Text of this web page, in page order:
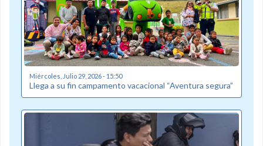
Miércoles, Julio 29, 2026 - 15:50
Llega a su fin campamento vacacional “Aventura segura”